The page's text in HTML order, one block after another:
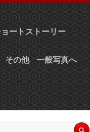
ートストーリー
その他 一般写真へ